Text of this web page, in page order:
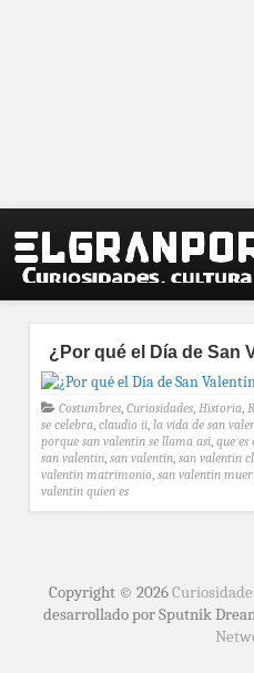
¿Por qué el Día de San
Costumbres, Curiosidades, Historia,
se celebra, claudio ii, la vida de san
porque san valentin se llama asi, que es
san valentin, san valentin, san valentin
valentin matrimonio, san valentin
valentin quien es
Copyright © 2026
desarrollado por Sputnik